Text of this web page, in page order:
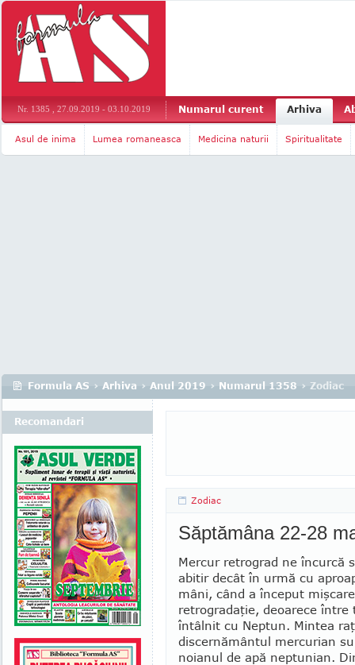
Nr. 1385 , 27.09.2019 - 03.10.2019 Numarul curent Arhiva
Asul de inima Lumea romaneasca Medicina naturii Spiritualitate
Formula AS › Arhiva › Anul 2019 › Numarul 1358 › Zodiac
Zodiac
Săptămâna 22-28
Mercur retrograd ne încurcă
abitir decât în urmă cu
mâni, când a început
retrogradaţie, deoarece între
întâlnit cu Neptun. Mintea
discernământul mercurian
noianul de apă neptunian.
Recomandari